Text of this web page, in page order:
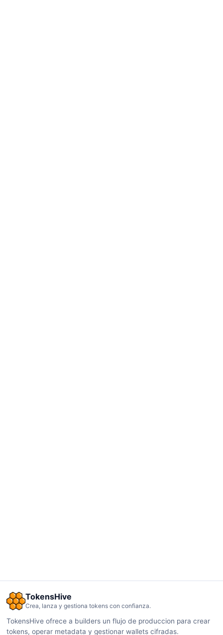
TokensHive
Crea, lanza y gestiona tokens con confianza.
TokensHive ofrece a builders un flujo de produccion para crear
tokens, operar metadata y gestionar wallets cifradas.